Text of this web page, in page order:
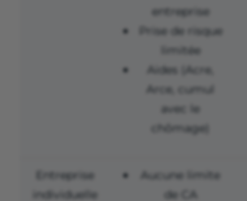
entreprise
Prise de risque
limitée
Aides (Acre,
Arce, cumul
avec le
chômage)
Entreprise
individuelle
Aucune limite
de CA